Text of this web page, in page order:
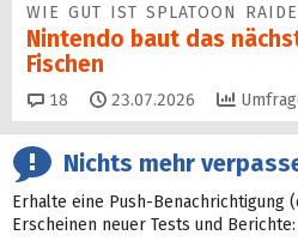
WIE GUT IST SPLATOON
Nintendo baut das
Fischen
18 Kommentare
23.07.2026
Nichts mehr
Erhalte eine Push-Benachrichtigung
Erscheinen neuer Tests und Berichte: